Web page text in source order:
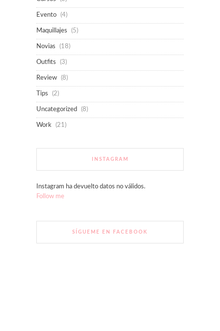
Evento (4)
Maquillajes (5)
Novias (18)
Outfits (3)
Review (8)
Tips (2)
Uncategorized (8)
Work (21)
INSTAGRAM
Instagram ha devuelto datos no válidos.
Follow me
SÍGUEME EN FACEBOOK